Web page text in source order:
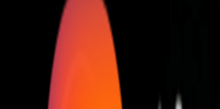
詳しく見る
AT PARTNERS3つの強み